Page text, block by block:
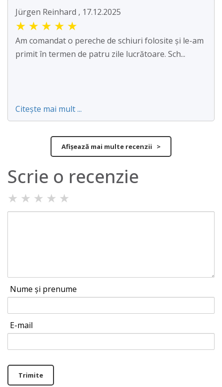
Jürgen Reinhard , 17.12.2025
★ ★ ★ ★ ★
Am comandat o pereche de schiuri folosite și le-am
primit în termen de patru zile lucrătoare. Sch...
Citește mai mult ...
Afișează mai multe recenzii >
Scrie o recenzie
★ ★ ★ ★ ★
Nume și prenume
E-mail
Trimite